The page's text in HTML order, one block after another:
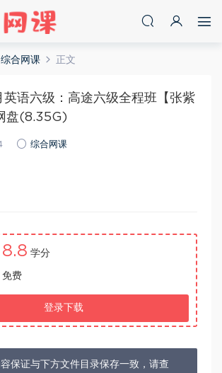
综合网课 正文
语六级：高途六级全程班【张紫
盘(8.35G)
综合网课
8.8 学分
免费
登录下载
保证与下方文件目录保存一致，请查